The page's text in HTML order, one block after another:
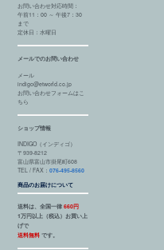
お問い合わせ対応時間：
午前11：00 ～ 午後7：30
まで
定休日：水曜日
メールでのお問い合わせ
メール
indigo@etworld.co.jp
お問い合わせフォームはこ
ちら
ショップ情報
INDIGO（インディゴ）
〒939-8212
富山県富山市掛尾町608
TEL / FAX：076-495-8560
商品のお届けについて
送料は、全国一律660円
1万円以上（税込）お買い上
げで
送料無料 です。